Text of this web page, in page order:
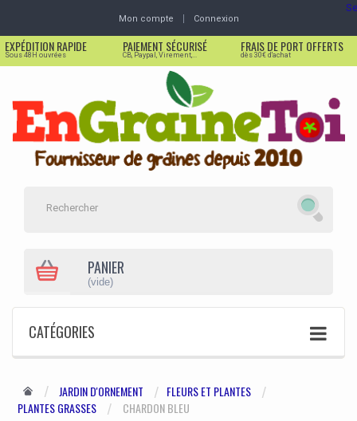
Mon compte Connexion
EXPÉDITION RAPIDE
Sous 48H ouvrées
PAIEMENT SÉCURISÉ
CB, Paypal, Virement,...
FRAIS DE PORT OFFERTS
dès 30€ d'achat
PANIER
(vide)
CATÉGORIES
JARDIN D'ORNEMENT
FLEURS ET PLANTES
PLANTES GRASSES
CHARDON BLEU